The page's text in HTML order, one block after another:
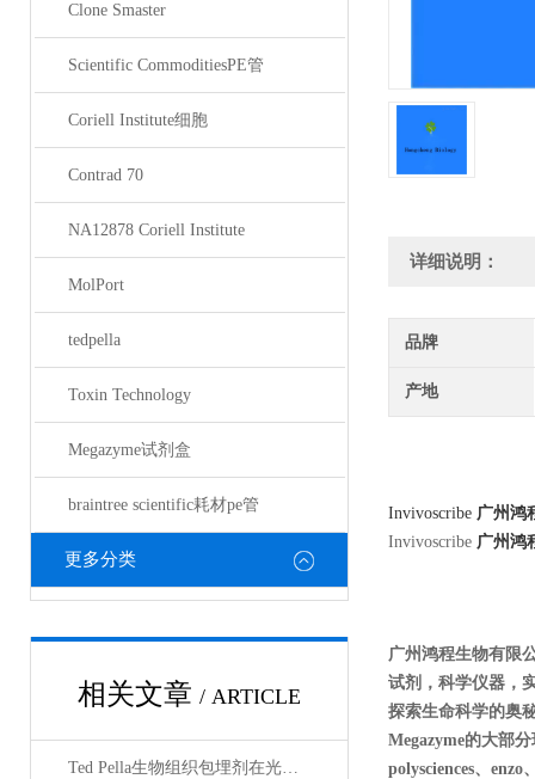
Clone Smaster
Scientific CommoditiesPE管
Coriell Institute细胞
Contrad 70
NA12878 Coriell Institute
MolPort
tedpella
Toxin Technology
Megazyme试剂盒
braintree scientific耗材pe管
更多分类
相关文章 / ARTICLE
Ted Pella生物组织包埋剂在光镜与电镜联用技术中的应用
详细说明：
品牌
产地
Invivoscribe 广州鸿
Invivoscribe 广州鸿
广州鸿程生物有限
试剂，科学仪器，
探索生命科学的奥
Megazyme的大部
polysciences、enzo